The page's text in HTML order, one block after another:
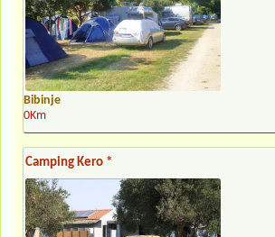
Bibinje
0Km
Camping Kero *